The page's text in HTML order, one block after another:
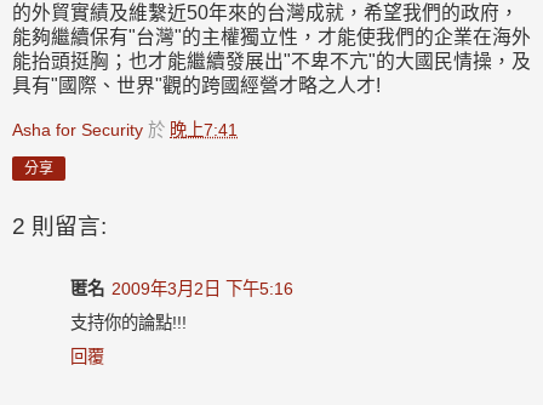
的外貿實績及維繫近50年來的台灣成就，希望我們的政府，
能夠繼續保有"台灣"的主權獨立性，才能使我們的企業在海外
能抬頭挺胸；也才能繼續發展出"不卑不亢"的大國民情操，及
具有"國際、世界"觀的跨國經營才略之人才!
Asha for Security 於 晚上7:41
分享
2 則留言:
匿名 2009年3月2日 下午5:16
支持你的論點!!!
回覆